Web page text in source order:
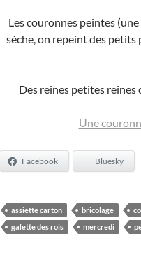
Les couronnes peintes
sèche, on repeint des petits
Des reines petites reines
Une
Facebook Bluesky
assiette carton bricolage
galette des rois
mercredi